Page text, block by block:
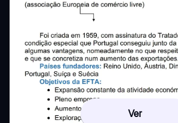
Ver